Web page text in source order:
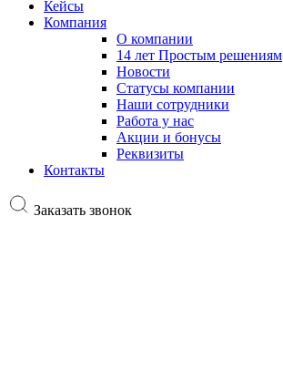
Кейсы
Компания
О компании
14 лет Простым решениям
Новости
Статусы компании
Наши сотрудники
Работа у нас
Акции и бонусы
Реквизиты
Контакты
Заказать звонок